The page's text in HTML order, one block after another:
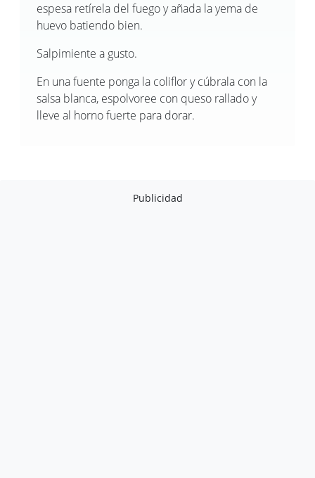
espesa retírela del fuego y añada la yema de
huevo batiendo bien.
Salpimiente a gusto.
En una fuente ponga la coliflor y cúbrala con la
salsa blanca, espolvoree con queso rallado y
lleve al horno fuerte para dorar.
Publicidad